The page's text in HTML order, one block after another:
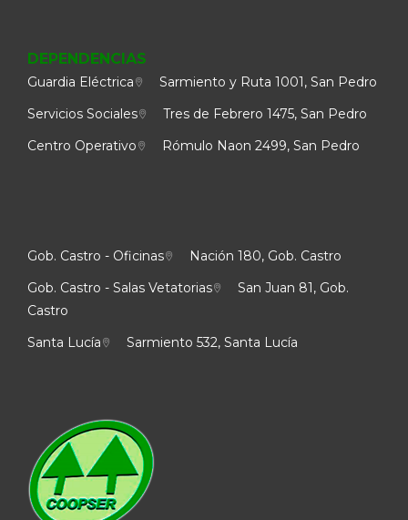
DEPENDENCIAS
Guardia Eléctrica
Sarmiento y Ruta 1001, San Pedro
Servicios Sociales
Tres de Febrero 1475, San Pedro
Centro Operativo
Rómulo Naon 2499, San Pedro
Gob. Castro - Oficinas
Nación 180, Gob. Castro
Gob. Castro - Salas Vetatorias
San Juan 81, Gob.
Castro
Santa Lucía
Sarmiento 532, Santa Lucía